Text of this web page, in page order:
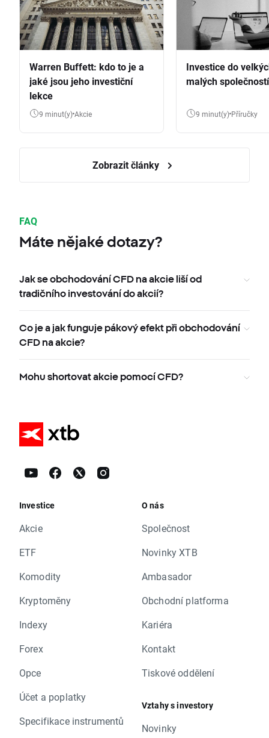
Warren Buffett: kdo to je a
jaké jsou jeho investiční
lekce
9 minut(y) Akcie
Investice do
malých společností
9 minut(y) Příručky
Zobrazit články
FAQ
Máte nějaké dotazy?
Jak se obchodování CFD na akcie liší od
tradičního investování do akcií?
Co je a jak funguje pákový efekt při obchodování
CFD na akcie?
Mohu shortovat akcie pomocí CFD?
Investice
Akcie
ETF
Komodity
Kryptoměny
Indexy
Forex
Opce
Účet a poplatky
Specifikace instrumentů
O nás
Společnost
Novinky XTB
Ambasador
Obchodní platforma
Kariéra
Kontakt
Tiskové oddělení
Vztahy s investory
Novinky